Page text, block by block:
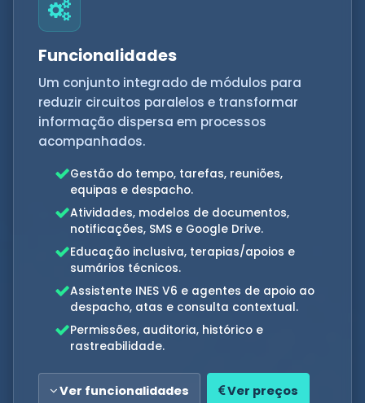
Funcionalidades
Um conjunto integrado de módulos para
reduzir circuitos paralelos e transformar
informação dispersa em processos
acompanhados.
Gestão do tempo, tarefas, reuniões,
equipas e despacho.
Atividades, modelos de documentos,
notificações, SMS e Google Drive.
Educação inclusiva, terapias/apoios e
sumários técnicos.
Assistente INES V6 e agentes de apoio ao
despacho, atas e consulta contextual.
Permissões, auditoria, histórico e
rastreabilidade.
Ver funcionalidades Ver preços